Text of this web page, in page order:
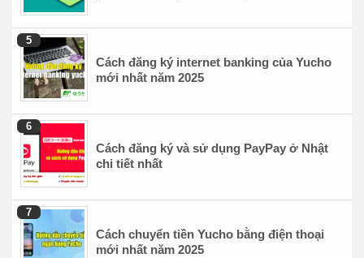
Cách đăng ký internet banking của Yucho
mới nhất năm 2025
Cách đăng ký và sử dụng PayPay ở Nhật
chi tiết nhất
Cách chuyển tiền Yucho bằng điện thoại
mới nhất năm 2025